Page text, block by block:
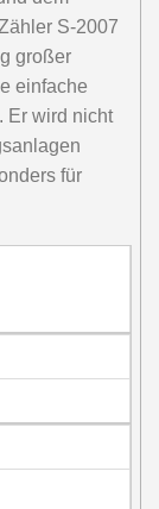
S-2007
großer
einfache
Er wird nicht
für